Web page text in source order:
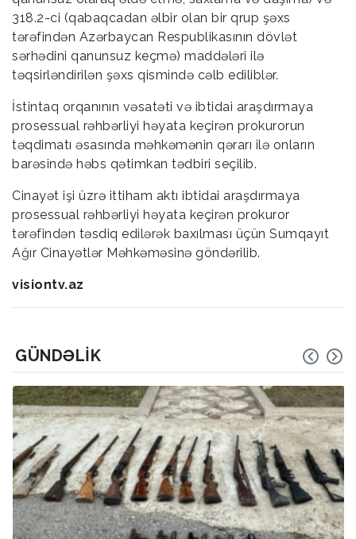
318.2-ci (qabaqcadan əlbir olan bir qrup şəxs
tərəfindən Azərbaycan Respublikasının dövlət
sərhədini qanunsuz keçmə) maddələri ilə
təqsirləndirilən şəxs qismində cəlb ediliblər.
İstintaq orqanının vəsatəti və ibtidai araşdırmaya
prosessual rəhbərliyi həyata keçirən prokurorun
təqdimatı əsasında məhkəmənin qərarı ilə onların
barəsində həbs qətimkan tədbiri seçilib.
Cinayət işi üzrə ittiham aktı ibtidai araşdırmaya
prosessual rəhbərliyi həyata keçirən prokuror
tərəfindən təsdiq edilərək baxılması üçün Sumqayıt
Ağır Cinayətlər Məhkəməsinə göndərilib.
visiontv.az
GÜNDƏLIK